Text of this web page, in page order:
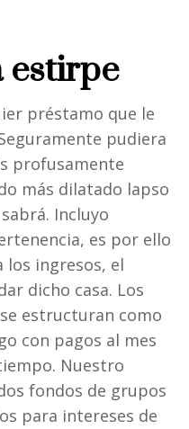
estirpe
préstamo que le
pudiera
profusamente
más dilatado lapso
Incluyo
es por ello
los ingresos, el
dicho casa. Los
estructuran como
con pagos al mes
Nuestro
fondos de grupos
para intereses de